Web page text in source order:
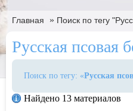
Главная » Поиск по тегу
Русская псовая
Поиск по тегу: «Русская
Найдено 13 материалов